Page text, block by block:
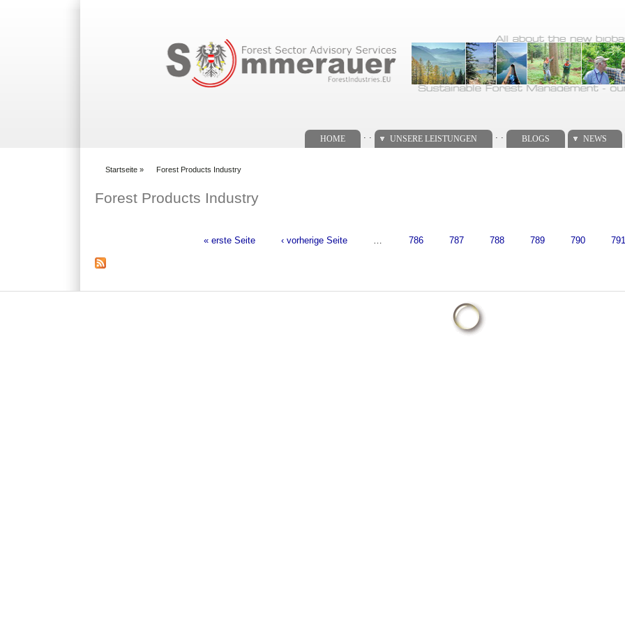
HOME UNSERE LEISTUNGEN BLOGS NEWS
Startseite » Forest Products Industry
Forest Products Industry
« erste Seite ‹ vorherige Seite 786 787 788 789 790 791